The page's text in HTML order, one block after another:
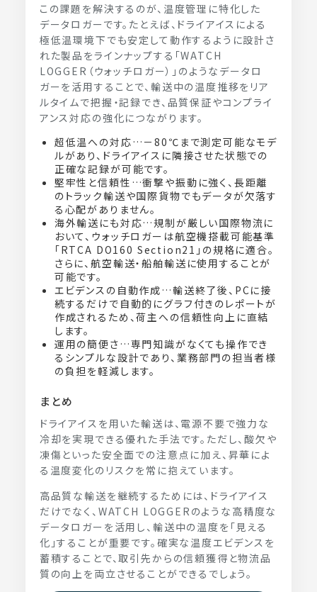
この課題を解決するのが、温度管理に特化した
データロガーです。たとえば、ドライアイスによる
極低温環境下でも安定して動作するように設計さ
れた製品をラインナップする「WATCH
LOGGER（ウォッチロガー）」のようなデータロ
ガーを活用することで、輸送中の温度推移をリア
ルタイムで把握・記録でき、品質保証やコンプライ
アンス対応の強化につながります。
超低温への対応…－80℃まで測定可能なモデ
ルがあり、ドライアイスに隣接させた状態での
正確な記録が可能です。
堅牢性と信頼性…衝撃や振動に強く、長距離
のトラック輸送や国際貨物でもデータが欠落す
る心配がありません。
海外輸送にも対応…規制が厳しい国際物流に
おいて、ウォッチロガーは航空機搭載可能基準
「RTCA DO160 Section21」の規格に適合。
さらに、航空輸送・船舶輸送に使用することが
可能です。
エビデンスの自動作成…輸送終了後、PCに接
続するだけで自動的にグラフ付きのレポートが
作成されるため、荷主への信頼性向上に直結
します。
運用の簡便さ…専門知識がなくても操作でき
るシンプルな設計であり、業務部門の担当者様
の負担を軽減します。
まとめ
ドライアイスを用いた輸送は、電源不要で強力な
冷却を実現できる優れた手法です。ただし、酸欠や
凍傷といった安全面での注意点に加え、昇華によ
る温度変化のリスクを常に抱えています。
高品質な輸送を継続するためには、ドライアイス
だけでなく、WATCH LOGGERのような高精度な
データロガーを活用し、輸送中の温度を「見える
化」することが重要です。確実な温度エビデンスを
蓄積することで、取引先からの信頼獲得と物流品
質の向上を両立させることができるでしょう。